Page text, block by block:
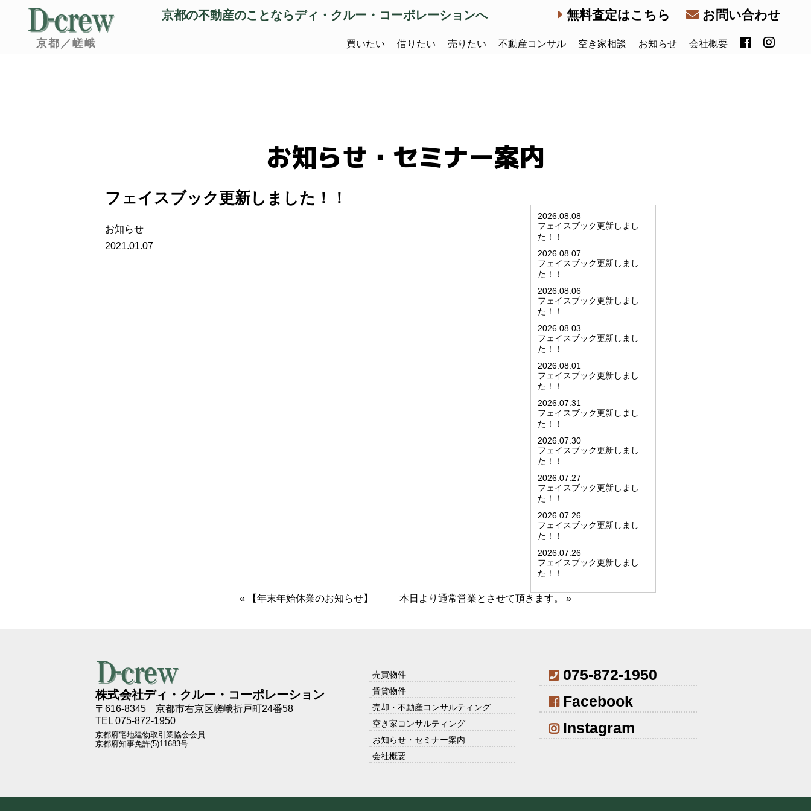
京都の不動産のことならディ・クルー・コーポレーションへ 無料査定はこちら お問い合わせ
京都／嵯峨 買いたい 借りたい 売りたい 不動産コンサル 空き家相談 お知らせ 会社概要
お知らせ・セミナー案内
フェイスブック更新しました！！
お知らせ
2021.01.07
2026.08.08
フェイスブック更新しまし
た！！
2026.08.07
フェイスブック更新しまし
た！！
2026.08.06
フェイスブック更新しまし
た！！
2026.08.03
フェイスブック更新しまし
た！！
2026.08.01
フェイスブック更新しまし
た！！
2026.07.31
フェイスブック更新しまし
た！！
2026.07.30
フェイスブック更新しまし
た！！
2026.07.27
フェイスブック更新しまし
た！！
2026.07.26
フェイスブック更新しまし
た！！
2026.07.26
フェイスブック更新しまし
た！！
« 【年末年始休業のお知らせ】 本日より通常営業とさせて頂きます。 »
株式会社ディ・クルー・コーポレーション
〒616-8345京都市右京区嵯峨折戸町24番58
TEL 075-872-1950
京都府宅地建物取引業協会会員
京都府知事免許(5)11683号
売買物件
賃貸物件
売却・不動産コンサルティング
空き家コンサルティング
お知らせ・セミナー案内
会社概要
075-872-1950
Facebook
Instagram